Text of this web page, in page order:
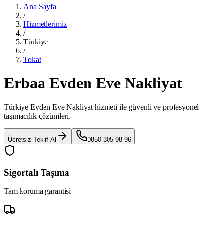
Ana Sayfa
/
Hizmetlerimiz
/
Türkiye
/
Tokat
Erbaa Evden Eve Nakliyat
Türkiye Evden Eve Nakliyat hizmeti ile güvenli ve profesyonel
taşımacılık çözümleri.
Ücretsiz Teklif Al 0850 305 98 96
Sigortalı Taşıma
Tam koruma garantisi